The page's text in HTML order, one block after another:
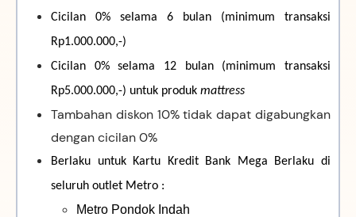
Cicilan 0% selama 6 bulan (minimum transaksi
Rp1.000.000,-)
Cicilan 0% selama 12 bulan (minimum transaksi
Rp5.000.000,-) untuk produk mattress
Tambahan diskon 10% tidak dapat digabungkan
dengan cicilan 0%
Berlaku untukKartu Kredit Bank Mega Berlaku di
seluruh outlet Metro :
Metro Pondok Indah